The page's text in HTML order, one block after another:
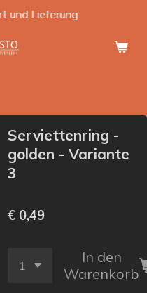
und Lieferung
Serviettenring -
golden - Variante
3
€ 0,49
In den
Warenkorb